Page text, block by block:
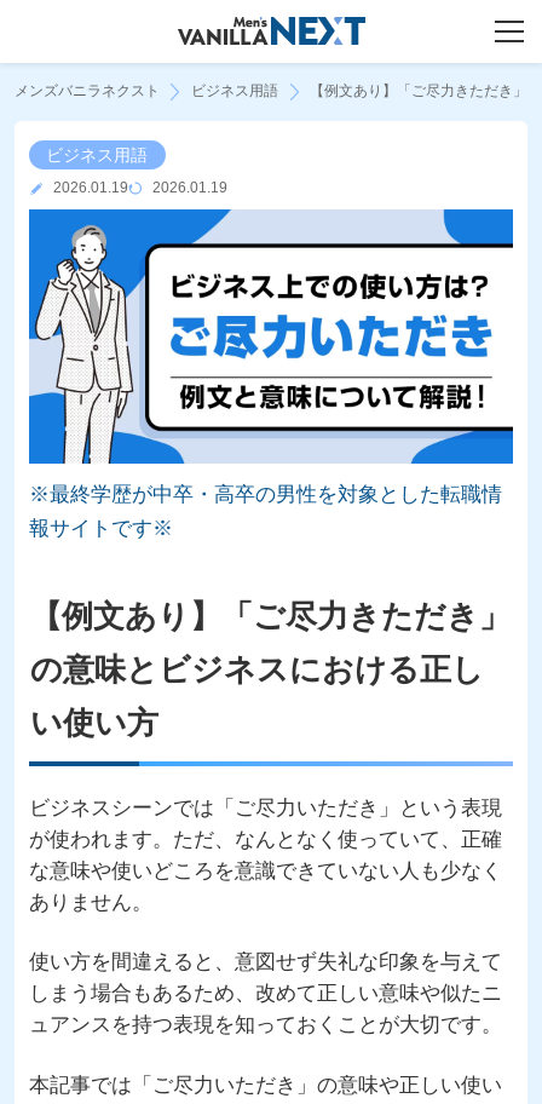
メンズバニラネクスト ビジネス用語 【例文あり】「ご尽力きただき」
ビジネス用語
2026.01.19 2026.01.19
※最終学歴が中卒・高卒の男性を対象とした転職情
報サイトです※
【例文あり】「ご尽力きただき」
の意味とビジネスにおける正し
い使い方
ビジネスシーンでは「ご尽力いただき」という表現
が使われます。ただ、なんとなく使っていて、正確
な意味や使いどころを意識できていない人も少なく
ありません。
使い方を間違えると、意図せず失礼な印象を与えて
しまう場合もあるため、改めて正しい意味や似たニ
ュアンスを持つ表現を知っておくことが大切です。
本記事では「ご尽力いただき」の意味や正しい使い